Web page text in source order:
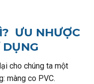
ƯU NHƯỢC
cho chúng ta một
màng co PVC.